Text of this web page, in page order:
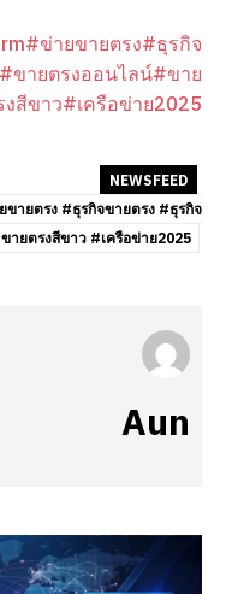
#ข่ายขายตรง#ธุรกิจ
#ขายตรงออนไลน์#ขาย
งสีขาว#เครือข่าย2025
NEWSFEED
ายตรง #ธุรกิจขายตรง #ธุรกิจ
ายตรงสีขาว #เครือข่าย2025
Aun